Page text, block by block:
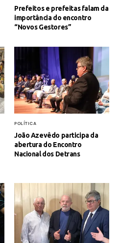
Prefeitos e prefeitas falam da
importância do encontro
“Novos Gestores”
POLÍTICA
João Azevêdo participa da
abertura do Encontro
Nacional dos Detrans